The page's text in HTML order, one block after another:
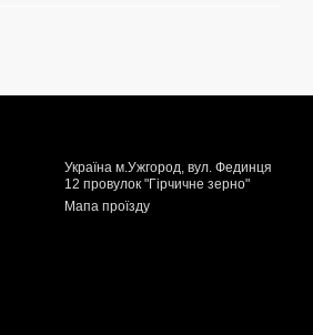
Україна м.Ужгород, вул. Фединця
12 провулок "Гірчичне зерно"
Мапа проїзду